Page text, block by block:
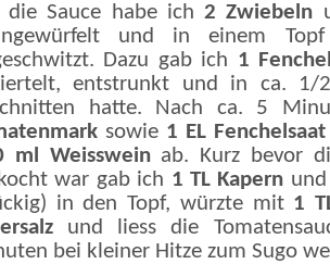
die Sauce habe ich2 Zwiebeln
und in einem
Dazu gab ich 1
entstrunkt und in ca. 1/
hatte. Nach ca. 5
sowie 1 EL Fenchelsaat
ml Weissweinab. Kurz bevor
war gab ich 1 TL Kapern
in den Topf, würzte mit 1
und liess die
bei kleiner Hitze zum Sugo